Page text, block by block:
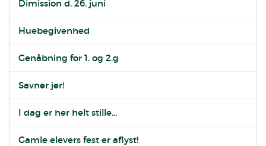
Dimission d. 26. juni
Huebegivenhed
Genåbning for 1. og 2.g
Savner jer!
I dag er her helt stille...
Gamle elevers fest er aflyst!